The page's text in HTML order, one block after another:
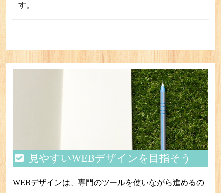
す。
見やすいWEBデザインを目指そう
WEBデザインは、専門のツールを使いながら進めるの